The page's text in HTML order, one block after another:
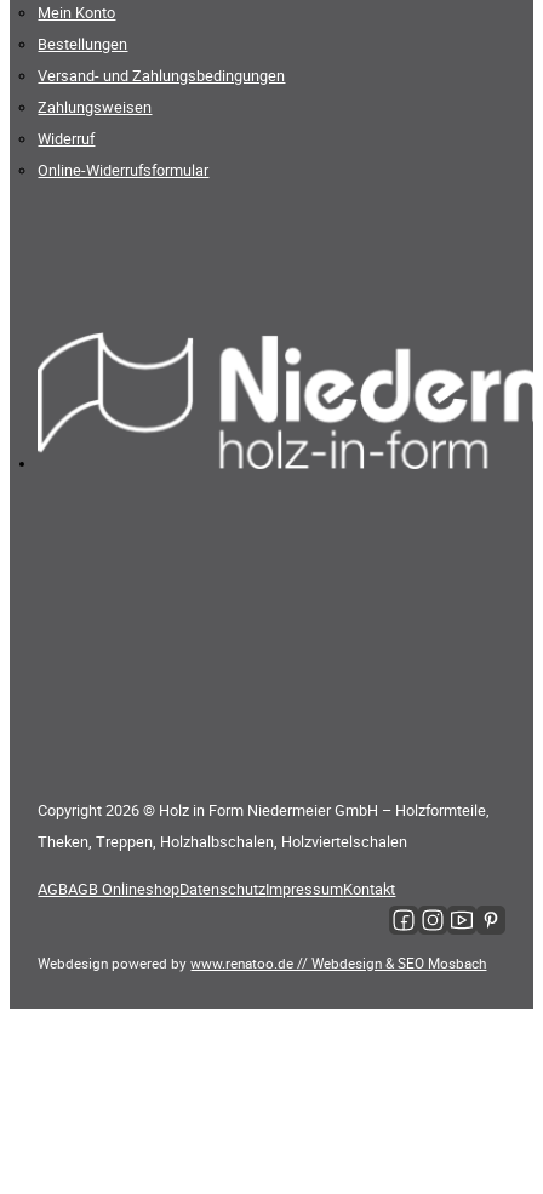
Mein Konto
Bestellungen
Versand- und Zahlungsbedingungen
Zahlungsweisen
Widerruf
Online-Widerrufsformular
Copyright 2026 © Holz in Form Niedermeier GmbH – Holzformteile,
Theken, Treppen, Holzhalbschalen, Holzviertelschalen
AGBAGB OnlineshopDatenschutzImpressumKontakt
Folge uns auf
Folge uns auf
Folge uns auf
Folge
Webdesign powered bywww.renatoo.de // Webdesign & SEO Mosbach